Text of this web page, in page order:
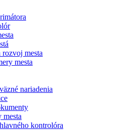
mesta
mesta
nariadenia
mesta
kontrolóra